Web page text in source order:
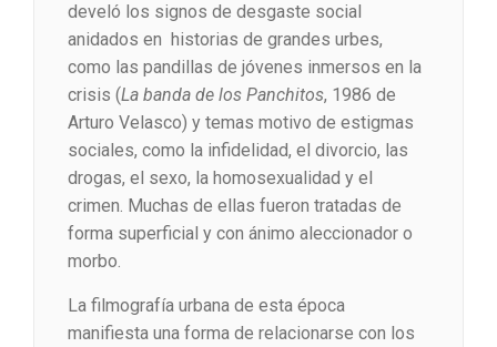
develó los signos de desgaste social
anidados en historias de grandes urbes,
como las pandillas de jóvenes inmersos en la
crisis (La banda de los Panchitos, 1986 de
Arturo Velasco) y temas motivo de estigmas
sociales, como la infidelidad, el divorcio, las
drogas, el sexo, la homosexualidad y el
crimen. Muchas de ellas fueron tratadas de
forma superficial y con ánimo aleccionador o
morbo.
La filmografía urbana de esta época
manifiesta una forma de relacionarse con los